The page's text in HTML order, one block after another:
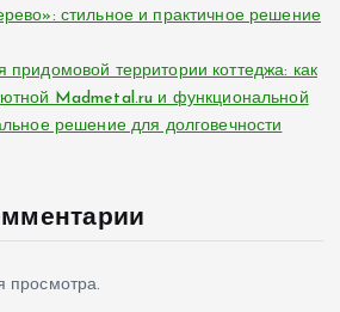
стильное и практичное решение
территории коттеджа: как
Madmetal.ru и функциональной
решение для долговечности
просмотра.